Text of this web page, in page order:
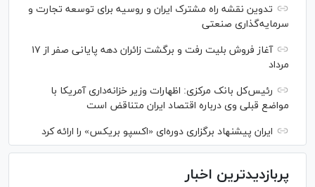
تدوین نقشه راه مشترک ایران و روسیه برای توسعه تجارت و
سرمایه‌گذاری صنعتی
آغاز فروش بلیت رفت و برگشت زائران دهه پایانی صفر از ۱۷
مرداد
رئیس‌کل بانک مرکزی: اظهارات وزیر خزانه‌داری آمریکا با
مواضع قبلی وی درباره اقتصاد ایران متناقض است
ایران پیشنهاد برگزاری دوره‌ای «اکسپو بریکس» را ارائه کرد
پربازدیدترین اخبار